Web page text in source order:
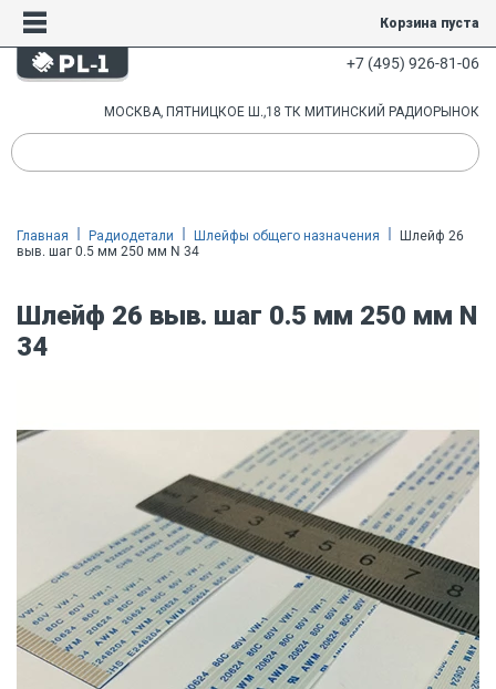
Корзина пуста
+7 (495) 926-81-06
МОСКВА, ПЯТНИЦКОЕ Ш.,18 ТК МИТИНСКИЙ РАДИОРЫНОК
Главная Радиодетали Шлейфы общего назначения
Шлейф 26
выв. шаг 0.5 мм 250 мм N 34
Шлейф 26 выв. шаг 0.5 мм 250 мм N
34